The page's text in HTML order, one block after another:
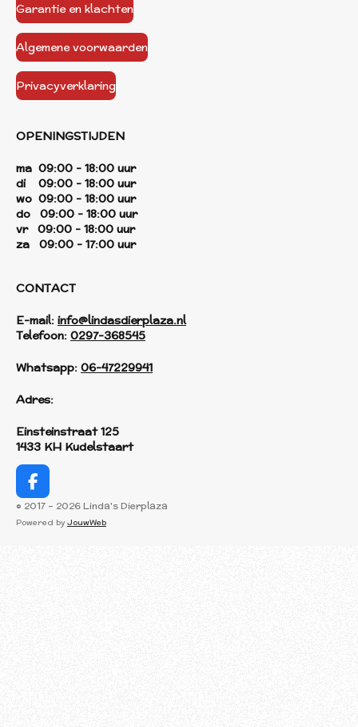
Garantie en klachten
Algemene voorwaarden
Privacyverklaring
OPENINGSTIJDEN
ma 09:00 - 18:00 uur
di 09:00 - 18:00 uur
wo 09:00 - 18:00 uur
do 09:00 - 18:00 uur
vr 09:00 - 18:00 uur
za 09:00 - 17:00 uur
CONTACT
E-mail: info@lindasdierplaza.nl
Telefoon: 0297-368545
Whatsapp: 06-47229941
Adres:
Einsteinstraat 125
1433 KH Kudelstaart
F
a
c
© 2017 - 2026 Linda's Dierplaza
Powered by JouwWeb